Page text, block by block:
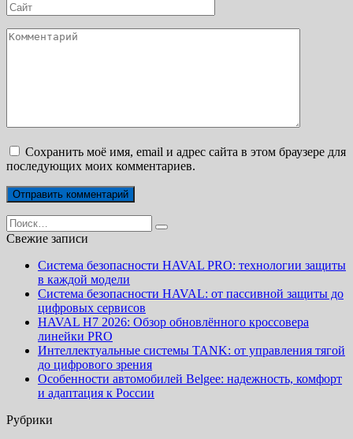
Сайт
Комментарий
Сохранить моё имя, email и адрес сайта в этом браузере для
последующих моих комментариев.
Search
for:
Свежие записи
Система безопасности HAVAL PRO: технологии защиты
в каждой модели
Система безопасности HAVAL: от пассивной защиты до
цифровых сервисов
HAVAL H7 2026: Обзор обновлённого кроссовера
линейки PRO
Интеллектуальные системы TANK: от управления тягой
до цифрового зрения
Особенности автомобилей Belgee: надежность, комфорт
и адаптация к России
Рубрики